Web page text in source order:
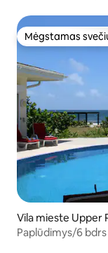
Mėgstamas
Mėgstamas
Vila mieste Upper
Paplūdimys/6